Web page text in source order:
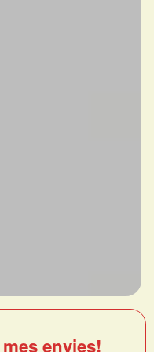
envies!